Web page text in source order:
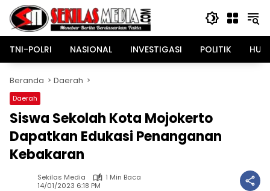
Langsung
konten
TNI-POLRI
NASIONAL INVESTIGASI POLITIK
Beranda Daerah
Daerah
Siswa Sekolah Kota Mojokerto
Dapatkan Edukasi Penanganan
Kebakaran
Sekilas Media
1 Min Baca
14/01/2023 6:18 PM